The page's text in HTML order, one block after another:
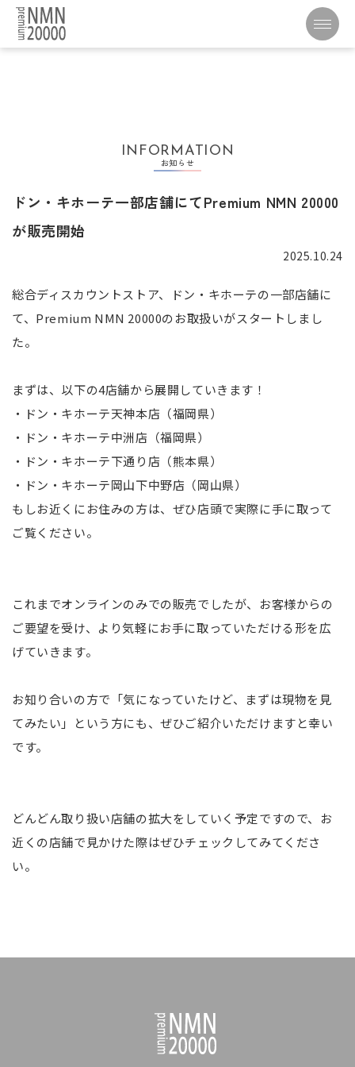
INFORMATION
お知らせ
ドン・キホーテ一部店舗にてPremium NMN 20000
が販売開始
2025.10.24
総合ディスカウントストア、ドン・キホーテの一部店舗に
て、Premium NMN 20000のお取扱いがスタートしまし
た。
まずは、以下の4店舗から展開していきます！
・ドン・キホーテ天神本店（福岡県）
・ドン・キホーテ中洲店（福岡県）
・ドン・キホーテ下通り店（熊本県）
・ドン・キホーテ岡山下中野店（岡山県）
もしお近くにお住みの方は、ぜひ店頭で実際に手に取って
ご覧ください。
これまでオンラインのみでの販売でしたが、お客様からの
ご要望を受け、より気軽にお手に取っていただける形を広
げていきます。
お知り合いの方で「気になっていたけど、まずは現物を見
てみたい」という方にも、ぜひご紹介いただけますと幸い
です。
どんどん取り扱い店舗の拡大をしていく予定ですので、お
近くの店舗で見かけた際はぜひチェックしてみてくださ
い。